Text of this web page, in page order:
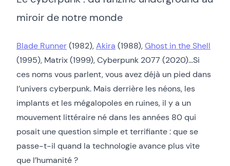
miroir de notre monde
Blade Runner(1982),Akira (1988),Ghost in the Shell
(1995), Matrix (1999), Cyberpunk 2077 (2020)…Si
ces noms vous parlent, vous avez déjà un pied dans
l’univers cyberpunk. Mais derrière les néons, les
implants et les mégalopoles en ruines, il y a un
mouvement littéraire né dans les années 80 qui
posait une question simple et terrifiante : que se
passe-t-il quand la technologie avance plus vite
que l’humanité ?